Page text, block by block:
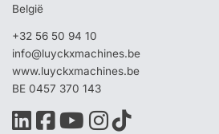
België
+32 56 50 94 10
info@luyckxmachines.be
www.luyckxmachines.be
BE 0457 370 143